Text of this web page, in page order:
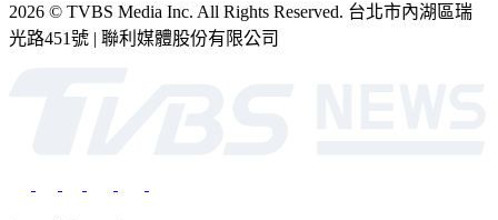
2026 © TVBS Media Inc. All Rights Reserved. 台北市內湖區瑞
光路451號 | 聯利媒體股份有限公司